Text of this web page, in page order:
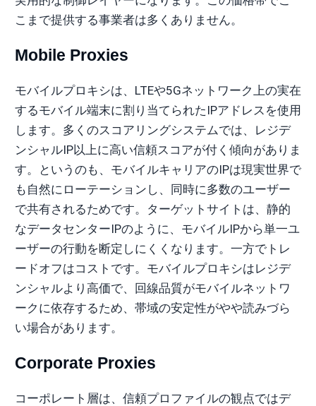
こまで提供する事業者は多くありません。
Mobile Proxies
モバイルプロキシは、LTEや5Gネットワーク上の実在
するモバイル端末に割り当てられたIPアドレスを使用
します。多くのスコアリングシステムでは、レジデ
ンシャルIP以上に高い信頼スコアが付く傾向がありま
す。というのも、モバイルキャリアのIPは現実世界で
も自然にローテーションし、同時に多数のユーザー
で共有されるためです。ターゲットサイトは、静的
なデータセンターIPのように、モバイルIPから単一ユ
ーザーの行動を断定しにくくなります。一方でトレ
ードオフはコストです。モバイルプロキシはレジデ
ンシャルより高価で、回線品質がモバイルネットワ
ークに依存するため、帯域の安定性がやや読みづら
い場合があります。
Corporate Proxies
コーポレート層は、信頼プロファイルの観点ではデ